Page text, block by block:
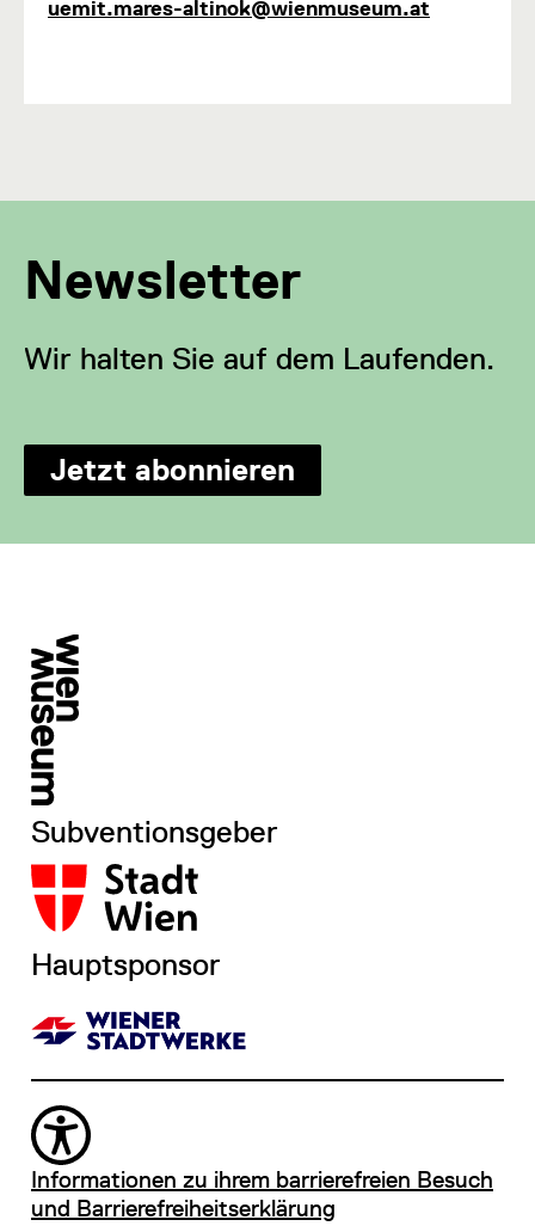
i
e
-
uemit.mares-altinok@wienmuseum.at
Newsletter
Wir halten Sie auf dem Laufenden.
Jetzt abonnieren
Subventionsgeber
Hauptsponsor
Informationen zu ihrem barrierefreien Besuch
und Barrierefreiheitserklärung